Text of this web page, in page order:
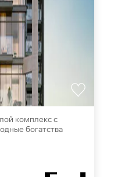
комплекс с
богатства